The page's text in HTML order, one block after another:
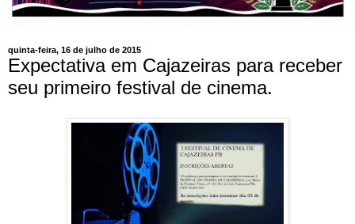
quinta-feira, 16 de julho de 2015
Expectativa em Cajazeiras para receber
seu primeiro festival de cinema.